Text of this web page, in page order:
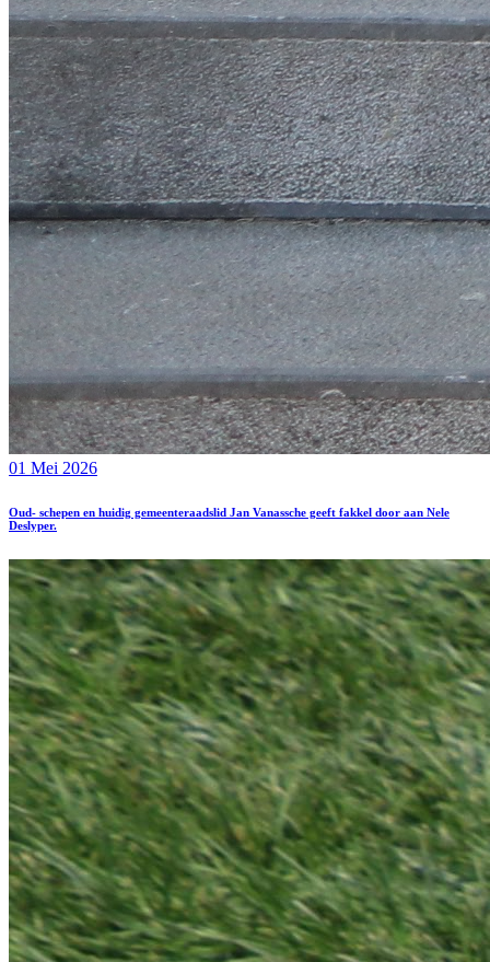
01 Mei 2026
Oud- schepen en huidig gemeenteraadslid Jan Vanassche geeft fakkel door aan Nele
Deslyper.